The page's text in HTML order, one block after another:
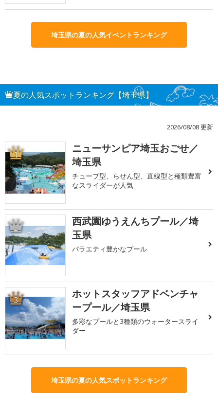
埼玉県の夏の人気イベントランキング
夏の人気スポットランキング【埼玉県】
2026/08/08 更新
1
ニューサンピア埼玉おごせ／
埼玉県
チューブ型、らせん型、直線型と種類豊富
なスライダーが人気
2
西武園ゆうえんちプール／埼
玉県
バラエティ豊かなプール
3
ホットスタッフアドベンチャ
ープール／埼玉県
多彩なプールと3種類のウォータースライ
ダー
埼玉県の夏の人気スポットランキング